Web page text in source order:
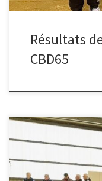
Résultats
CBD65
Une équipe
« vétérans » organisé